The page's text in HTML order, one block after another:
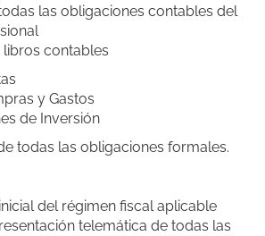
las obligaciones contables del
contables
y Gastos
de Inversión
todas las obligaciones formales.
del régimen fiscal aplicable
telemática de todas las